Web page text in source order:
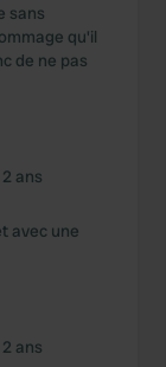
sans
qu'il
de ne pas
ans
avec une
ans